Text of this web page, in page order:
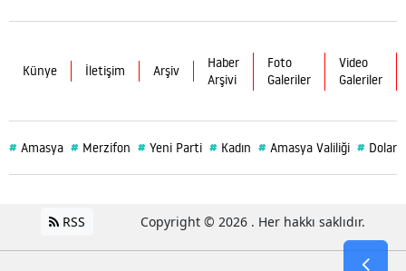
Künye İletişim Arşiv
Haber
Arşivi
Foto
Galeriler
Video
Galeriler
# Amasya # Merzifon # Yeni Parti # Kadın # Amasya Valiliği # Dolar
RSS Copyright © 2026 . Her hakkı saklıdır.